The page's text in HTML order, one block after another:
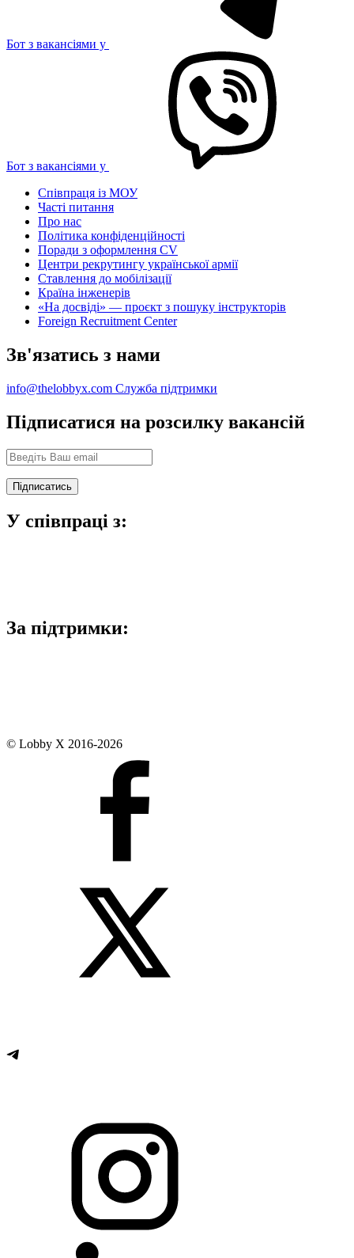
Бот з вакансіями у
Бот з вакансіями у
Співпраця із МОУ
Часті питання
Про нас
Політика конфіденційності
Поради з оформлення CV
Центри рекрутингу української армії
Ставлення до мобілізації
Країна інженерів
«На досвіді» — проєкт з пошуку інструкторів
Foreign Recruitment Center
Зв'язатись з нами
info@thelobbyx.com Служба підтримки
Підписатися на розсилку вакансій
У співпраці з:
За підтримки:
© Lobby X 2016-2026